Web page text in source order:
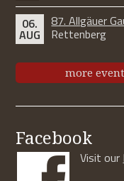
06.
AUG
87. Allgäuer
Rettenberg
more
Facebook
Visit our